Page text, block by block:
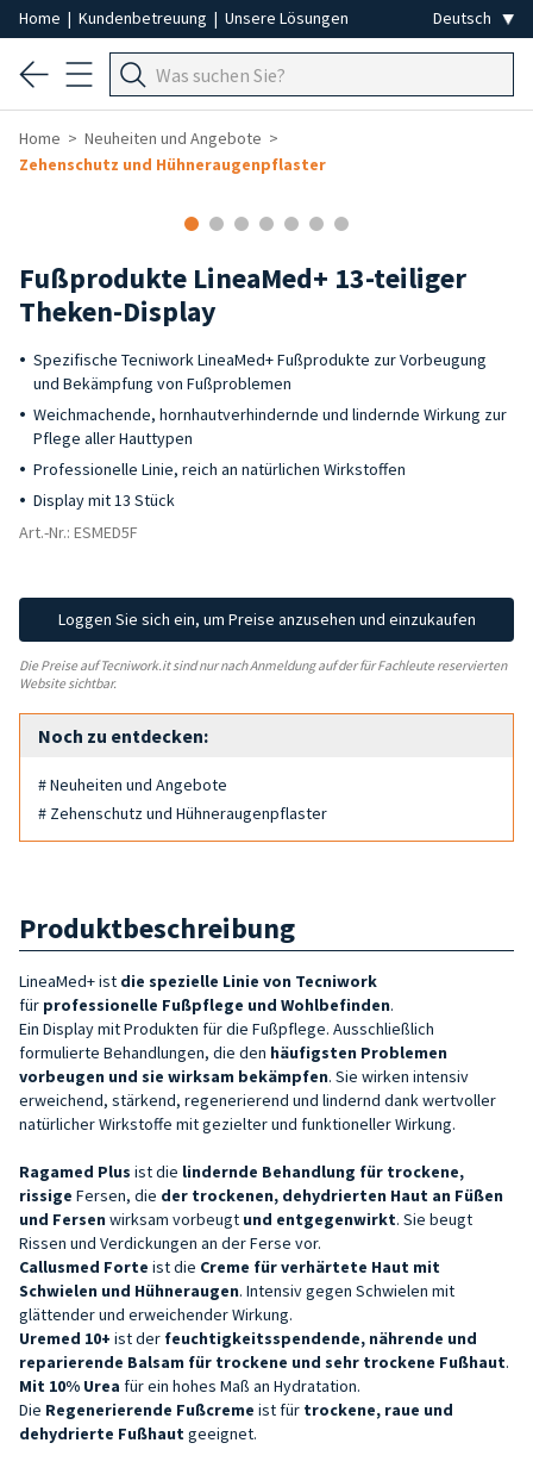
Home | Kundenbetreuung | Unsere Lösungen
Home
Neuheiten und Angebote
Zehenschutz und Hühneraugenpflaster
Fußprodukte LineaMed+ 13-teiliger
Theken-Display
Spezifische Tecniwork LineaMed+ Fußprodukte zur Vorbeugung
und Bekämpfung von Fußproblemen
Weichmachende, hornhautverhindernde und lindernde Wirkung zur
Pflege aller Hauttypen
Professionelle Linie, reich an natürlichen Wirkstoffen
Display mit 13 Stück
Art.-Nr.: ESMED5F
Loggen Sie sich ein, um Preise anzusehen und einzukaufen
Die Preise auf Tecniwork.it sind nur nach Anmeldung auf der für Fachleute reservierten
Website sichtbar.
Noch zu entdecken:
# Neuheiten und Angebote
# Zehenschutz und Hühneraugenpflaster
Produktbeschreibung
LineaMed+ ist die spezielle Linie von Tecniwork
für professionelle Fußpflege und Wohlbefinden.
Ein Display mit Produkten für die Fußpflege. Ausschließlich
formulierte Behandlungen, die den häufigsten Problemen
vorbeugen und sie wirksam bekämpfen. Sie wirken intensiv
erweichend, stärkend, regenerierend und lindernd dank wertvoller
natürlicher Wirkstoffe mit gezielter und funktioneller Wirkung.
Ragamed Plus ist die lindernde Behandlung für trockene,
rissige Fersen, die der trockenen, dehydrierten Haut an Füßen
und Fersen wirksam vorbeugt und entgegenwirkt. Sie beugt
Rissen und Verdickungen an der Ferse vor.
Callusmed Forte ist die Creme für verhärtete Haut mit
Schwielen und Hühneraugen. Intensiv gegen Schwielen mit
glättender und erweichender Wirkung.
Uremed 10+ ist der feuchtigkeitsspendende, nährende und
reparierende Balsam für trockene und sehr trockene Fußhaut.
Mit 10% Urea für ein hohes Maß an Hydratation.
Die Regenerierende Fußcreme ist für trockene, raue und
dehydrierte Fußhaut geeignet.